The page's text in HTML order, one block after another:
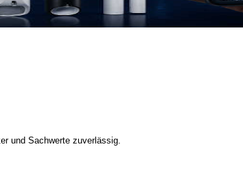
und Sachwerte zuverlässig.